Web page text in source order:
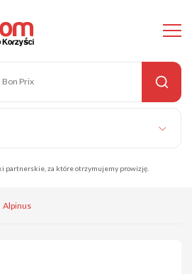
partnerskie, za które otrzymujemy prowizję.
Alpinus